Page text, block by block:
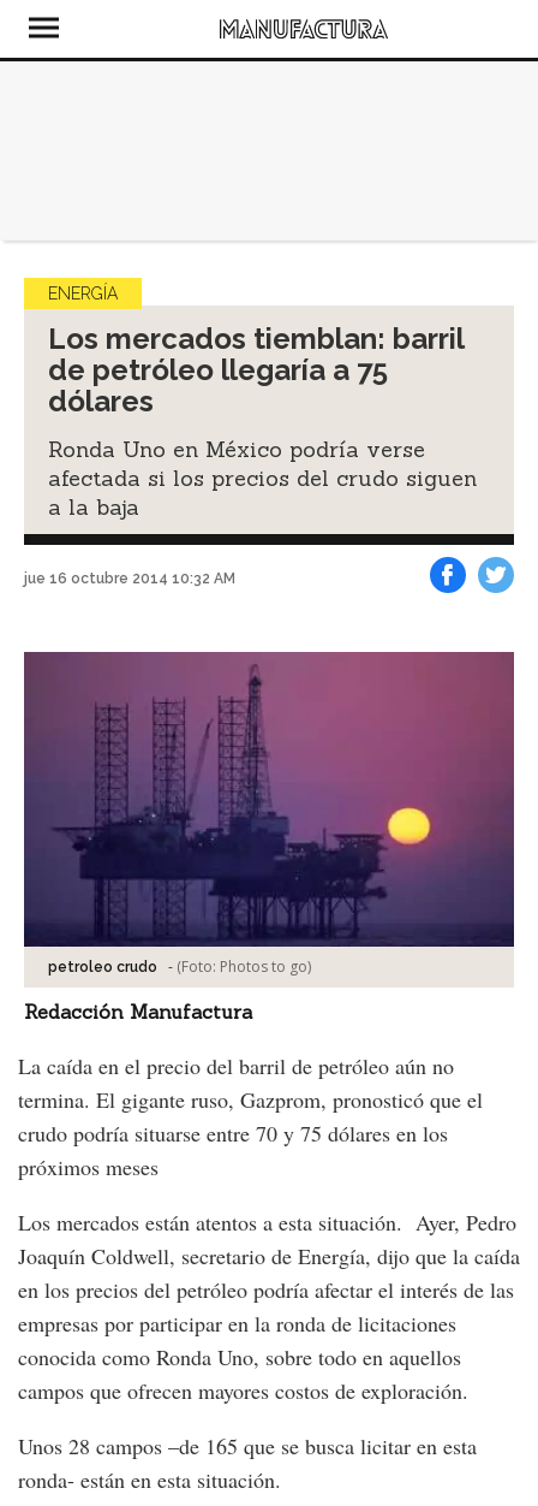
ENERGÍA
Los mercados tiemblan: barril
de petróleo llegaría a 75
dólares
Ronda Uno en México podría verse
afectada si los precios del crudo siguen
a la baja
jue 16 octubre 2014 10:32 AM
petroleo crudo - (Foto: Photos to go)
Redacción Manufactura
La caída en el precio del barril de petróleo aún no
termina. El gigante ruso, Gazprom, pronosticó que el
crudo podría situarse entre 70 y 75 dólares en los
próximos meses
Los mercados están atentos a esta situación. Ayer, Pedro
Joaquín Coldwell, secretario de Energía, dijo que la caída
en los precios del petróleo podría afectar el interés de las
empresas por participar en la ronda de licitaciones
conocida como Ronda Uno, sobre todo en aquellos
campos que ofrecen mayores costos de exploración.
Unos 28 campos –de 165 que se busca licitar en esta
ronda- están en esta situación.